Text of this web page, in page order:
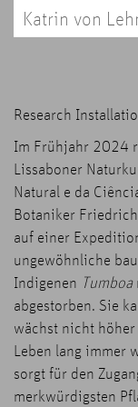
Katrin von
Research
Im Frühjahr 2024
Lissaboner
Natural e da
Botaniker
auf einer
ungewöhnliche
Indigenen Tumboa
abgestorben. Sie
wächst nicht
Leben lang immer
sorgt für den
merkwürdigsten